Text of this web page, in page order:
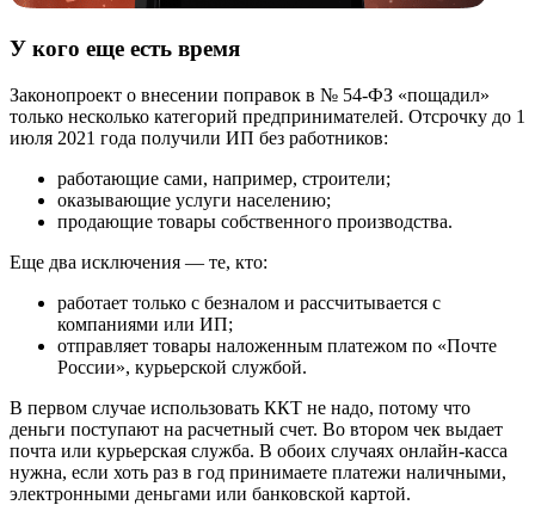
У кого еще есть время
Законопроект о внесении поправок в № 54-ФЗ «пощадил»
только несколько категорий предпринимателей. Отсрочку до 1
июля 2021 года получили ИП без работников:
работающие сами, например, строители;
оказывающие услуги населению;
продающие товары собственного производства.
Еще два исключения — те, кто:
работает только с безналом и рассчитывается с
компаниями или ИП;
отправляет товары наложенным платежом по «Почте
России», курьерской службой.
В первом случае использовать ККТ не надо, потому что
деньги поступают на расчетный счет. Во втором чек выдает
почта или курьерская служба. В обоих случаях онлайн-касса
нужна, если хоть раз в год принимаете платежи наличными,
электронными деньгами или банковской картой.